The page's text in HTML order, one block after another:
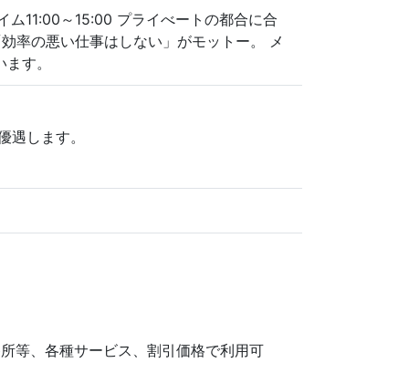
11:00～15:00 プライべートの都合に合
率の悪い仕事はしない」がモットー。 メ
す。
します。
等、各種サービス、割引価格で利用可